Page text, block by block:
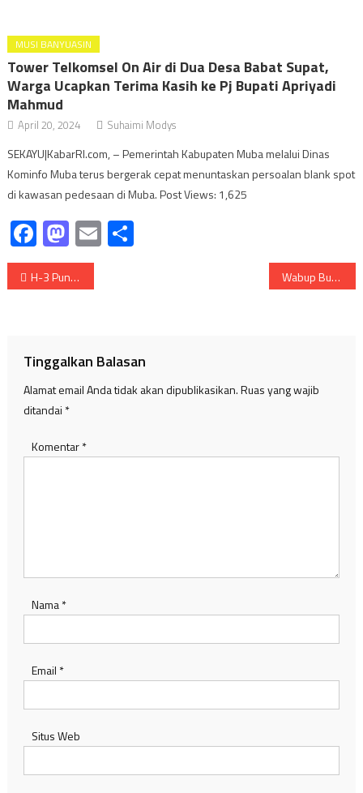
MUSI BANYUASIN
Tower Telkomsel On Air di Dua Desa Babat Supat,
Warga Ucapkan Terima Kasih ke Pj Bupati Apriyadi
Mahmud
April 20, 2024 Suhaimi Modys
SEKAYU|KabarRI.com, – Pemerintah Kabupaten Muba melalui Dinas
Kominfo Muba terus bergerak cepat menuntaskan persoalan blank spot
di kawasan pedesaan di Muba. Post Views: 1,625
Facebook
Mastodon
Email
Navigasi
H-3 Puncak Harganas, Gubernur Sumsel didampingi Bupati Banyuasin Tinjau Lokasi yang Bakal Dikunjungi Wakil Presiden RI Ma’ruf Amin Wabup Buka Seminar Nasional Keluarga Bebas Stunting
Tinggalkan Balasan
Alamat email Anda tidak akan dipublikasikan.Ruas yang wajib
ditandai *
Komentar*
Nama*
Email *
Situs Web